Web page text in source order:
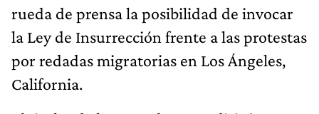
rueda de prensa la posibilidad de invocar
la Ley de Insurrección frente a las protestas
por redadas migratorias en Los Ángeles,
California.